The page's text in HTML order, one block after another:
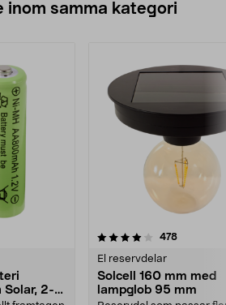
inom samma kategori
2-
478
El reservdelar
Solcell 160 mm med
lampglob 95 mm
4.5 av 5 stjärnor